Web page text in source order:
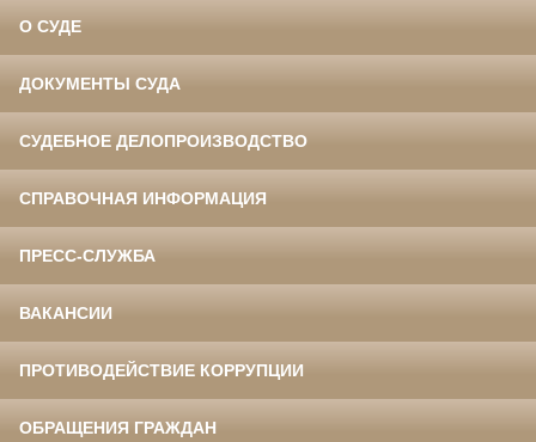
О СУДЕ
ДОКУМЕНТЫ СУДА
СУДЕБНОЕ ДЕЛОПРОИЗВОДСТВО
СПРАВОЧНАЯ ИНФОРМАЦИЯ
ПРЕСС-СЛУЖБА
ВАКАНСИИ
ПРОТИВОДЕЙСТВИЕ КОРРУПЦИИ
ОБРАЩЕНИЯ ГРАЖДАН